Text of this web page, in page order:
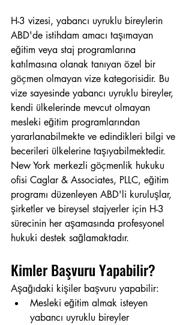
H-3 vizesi, yabancı uyruklu bireylerin
ABD'de istihdam amacı taşımayan
eğitim veya staj programlarına
katılmasına olanak tanıyan özel bir
göçmen olmayan vize kategorisidir. Bu
vize sayesinde yabancı uyruklu bireyler,
kendi ülkelerinde mevcut olmayan
mesleki eğitim programlarından
yararlanabilmekte ve edindikleri bilgi ve
becerileri ülkelerine taşıyabilmektedir.
New York merkezli göçmenlik hukuku
ofisi Caglar & Associates, PLLC, eğitim
programı düzenleyen ABD'li kuruluşlar,
şirketler ve bireysel stajyerler için H-3
sürecinin her aşamasında profesyonel
hukuki destek sağlamaktadır.
Kimler Başvuru Yapabilir?
Aşağıdaki kişiler başvuru yapabilir:
Mesleki eğitim almak isteyen
yabancı uyruklu bireyler